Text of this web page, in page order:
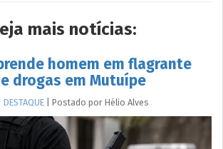
mais notícias:
homem em flagrante
drogas em Mutuípe
DESTAQUE Postado por Hélio Alves